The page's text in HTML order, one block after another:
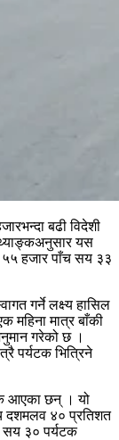
बढी विदेशी
यस
५५ हजार पाँच सय ३३
गर्ने लक्ष्य हासिल
मात्र बाँकी
गरेको छ ।
पर्यटक भित्रिने
आएका छन् । यो
दशमलव ४० प्रतिशत
सय ३० पर्यटक